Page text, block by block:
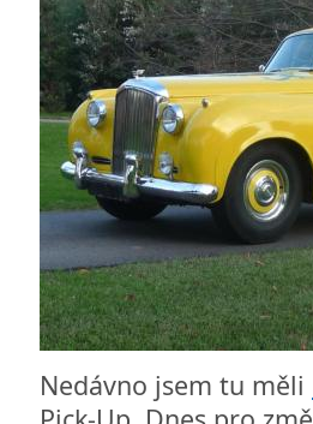
Nedávno jsem tu měli